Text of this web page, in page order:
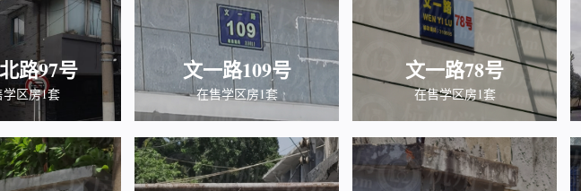
路97号
学区房1套
文一路109号
在售学区房1套
文一路78号
在售学区房1套